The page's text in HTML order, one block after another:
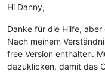
Hi Danny,
Danke für die Hilfe,
Nach meinem
free Version enthalten.
dazuklicken, damit das